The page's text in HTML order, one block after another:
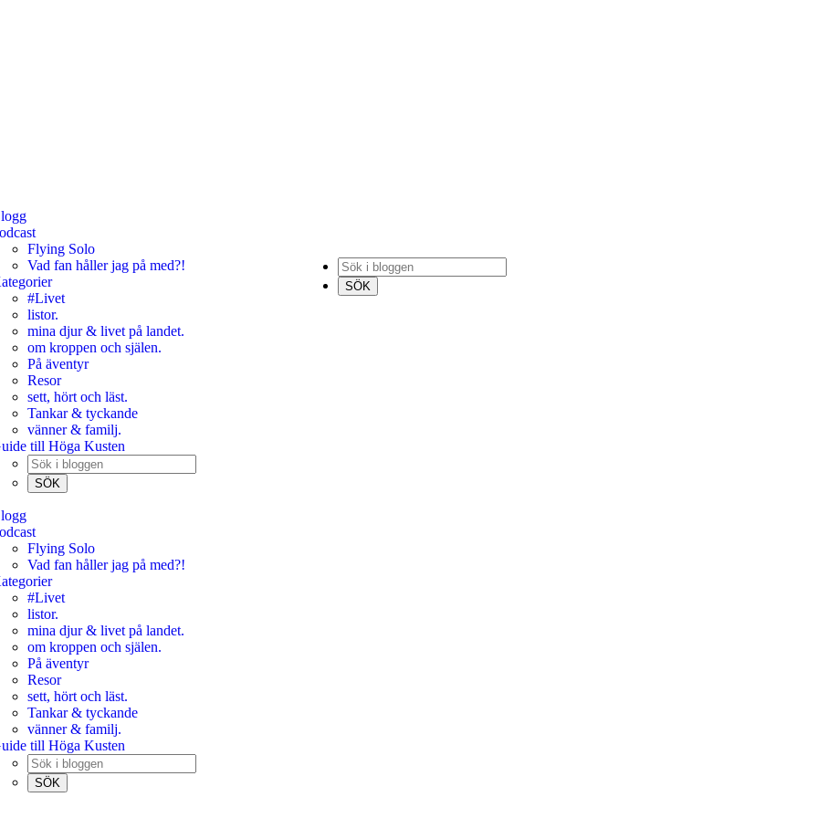
Flying Solo
Vad fan håller jag på med?!
#Livet
listor.
mina djur & livet på landet.
om kroppen och själen.
På äventyr
Resor
sett, hört och läst.
Tankar & tyckande
vänner & familj.
till Höga Kusten
Flying Solo
Vad fan håller jag på med?!
#Livet
listor.
mina djur & livet på landet.
om kroppen och själen.
På äventyr
Resor
sett, hört och läst.
Tankar & tyckande
vänner & familj.
till Höga Kusten